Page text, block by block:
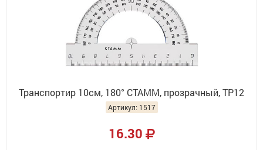
Транспортир 10см, 180° СТАММ, прозрачный, ТР12
Артикул: 1517
16.30